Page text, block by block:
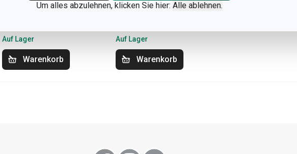
Um alles abzulehnen, klicken Sie hier: Alle ablehnen.
Auf Lager
Warenkorb
300 ml
Auf Lager
Warenkorb